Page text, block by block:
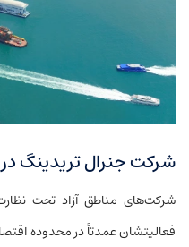
شرکت جنرال تریدینگ در
شرکت‌های مناطق آزاد تحت
فعالیتشان عمدتاً در محدوده